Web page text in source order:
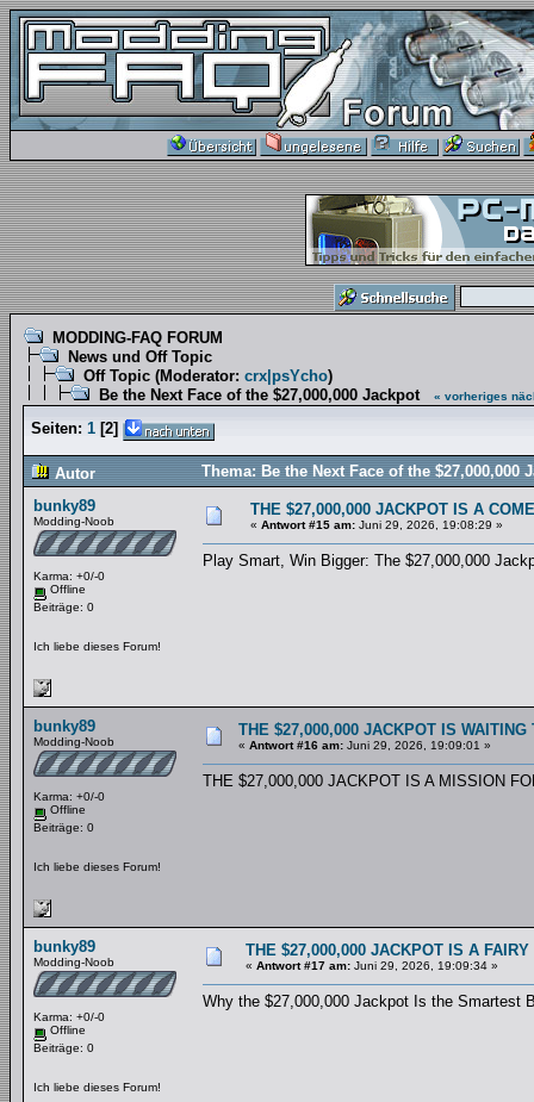
MODDING-FAQ FORUM
News und Off Topic
Off Topic (Moderator: crx|psYcho)
Be the Next Face of the $27,000,000 Jackpot
« vorheriges
Seiten: 1 [2]
Autor
Thema: Be the Next Face of the $27,000,000
bunky89
Modding-Noob
Karma: +0/-0
Offline
Beiträge: 0
Ich liebe dieses Forum!
THE $27,000,000 JACKPOT IS A
« Antwort #15 am: Juni 29, 2026, 19:08:29 »
Play Smart, Win Bigger: The $27,000,000
bunky89
Modding-Noob
Karma: +0/-0
Offline
Beiträge: 0
Ich liebe dieses Forum!
THE $27,000,000 JACKPOT IS
« Antwort #16 am: Juni 29, 2026, 19:09:01 »
THE $27,000,000 JACKPOT IS A MISSION
bunky89
Modding-Noob
Karma: +0/-0
Offline
Beiträge: 0
Ich liebe dieses Forum!
THE $27,000,000 JACKPOT IS A
« Antwort #17 am: Juni 29, 2026, 19:09:34 »
Why the $27,000,000 Jackpot Is the Smartest